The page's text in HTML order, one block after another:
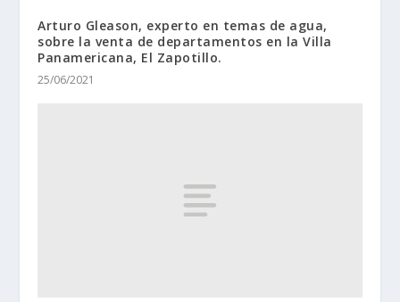
Arturo Gleason, experto en temas de agua,
sobre la venta de departamentos en la Villa
Panamericana, El Zapotillo.
25/06/2021